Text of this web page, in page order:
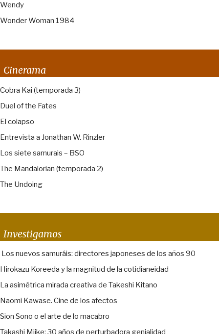
Wendy
Wonder Woman 1984
Cinerama
Cobra Kai (temporada 3)
Duel of the Fates
El colapso
Entrevista a Jonathan W. Rinzler
Los siete samurais – BSO
The Mandalorian (temporada 2)
The Undoing
Investigamos
Los nuevos samuráis: directores japoneses de los años 90
Hirokazu Koreeda y la magnitud de la cotidianeidad
La asimétrica mirada creativa de Takeshi Kitano
Naomi Kawase. Cine de los afectos
Sion Sono o el arte de lo macabro
Takashi Miike: 30 años de perturbadora genialidad